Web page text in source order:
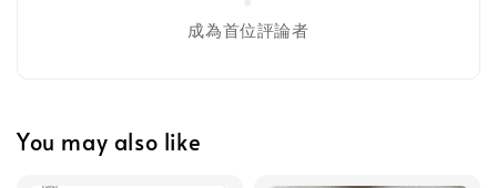
成為首位評論者
You may also like